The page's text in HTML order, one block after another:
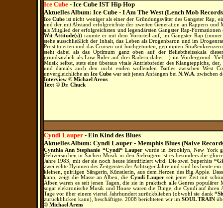
Ice Cube- Ice Cube IST Hip Hop
Aktuelles Album: Ice Cube - I Am The West (Lench Mob
Ice Cubeist nicht weniger als einer der Gründungsväter des Gangster Rap,
und der mit Abstand erfolgreichste der zweiten Generation an Rappern
als Mitglied der erfolgreichsten und legendärsten Gangster Rap-
Wit Attitude(s)) räumte er mit dem Vorurteil auf, im Gangster Rap (immer
stehe ausschließlich der Inhalt, das Leben als Drogenbaron und im
Prostituierten und das Cruisen mit hochgetunten, gepimpten
steht dabei als das Optimum ganz oben auf der Beliebtheitsskala
grundsätzlich als Low Rider auf drei Rädern daher…) im Vordergrund.
Musik selbst, stets eine überaus vitale Antriebsfeder des Klangteppichs,
und damals auch den nicht enden wollenden Battles zwischen West
unvergleichliche an Ice Cube war seit jenen Anfängen bei N.W.A.zwischen
Interview © Michael Arens
Text © Dr. Chuck
Cyndi Lauper - Ein Kind des Blues
Aktuelles Album: Cyndi Lauper - Memphis Blues (Naive
Cynthia Ann Stephanie “Cyndi“ Lauper wurde in Brooklyn, New York
Gehversuchen in Sachen Musik in den Siebzigern ist es besonders die
Jahre 1983, mit der sie noch heute identifiziert wird. Die zwei Superhits
zwei echte Hymnen des Zeitgeistes der Achtziger Jahre und sind bis heute
kleinen, quirligen Sängerin, Künstlerin, aus dem Herzen des Big Apple.
kann, zeigt die Masse an Alben, die Cyndi Lauperseit jener Zeit mit
Alben waren es seit jenen Tagen, die sie in praktisch alle Genres
sogar elektronische Musik und House waren die Dinge, die Cyndi auf
Tage vor über einem viertel Jahrhundert zurückblieben (obwohl sie dank
zurückblicken kann), beschäftigte. 2008 berichteten wir im SOUL TRAIN
© Michael Arens